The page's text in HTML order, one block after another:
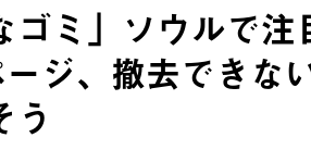
ゴミ」ソウルで
ージ、撤去できな
う